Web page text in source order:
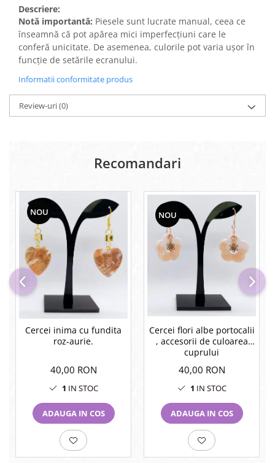
Descriere:
Notă importantă: Piesele sunt lucrate manual, ceea ce
înseamnă că pot apărea mici imperfecțiuni care le
conferă unicitate. De asemenea, culorile pot varia ușor în
funcție de setările ecranului.
Informatii conformitate produs
Review-uri(0)
Recomandari
NOU
Cercei inima cu fundita
roz-aurie.
40,00 RON
1 IN STOC
ADAUGA IN COS
NOU
Cercei flori albe portocalii
, accesorii de culoarea
cuprului
40,00 RON
1 IN STOC
ADAUGA IN COS